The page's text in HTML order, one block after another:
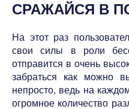
СРАЖАЙСЯ В
На этот раз
свои силы в роли
отправится в очень
забраться как можно
непросто, ведь на
огромное количество